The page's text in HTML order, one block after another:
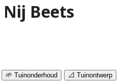
Beets
🌱 Tuinonderhoud 📐 Tuinontwerp